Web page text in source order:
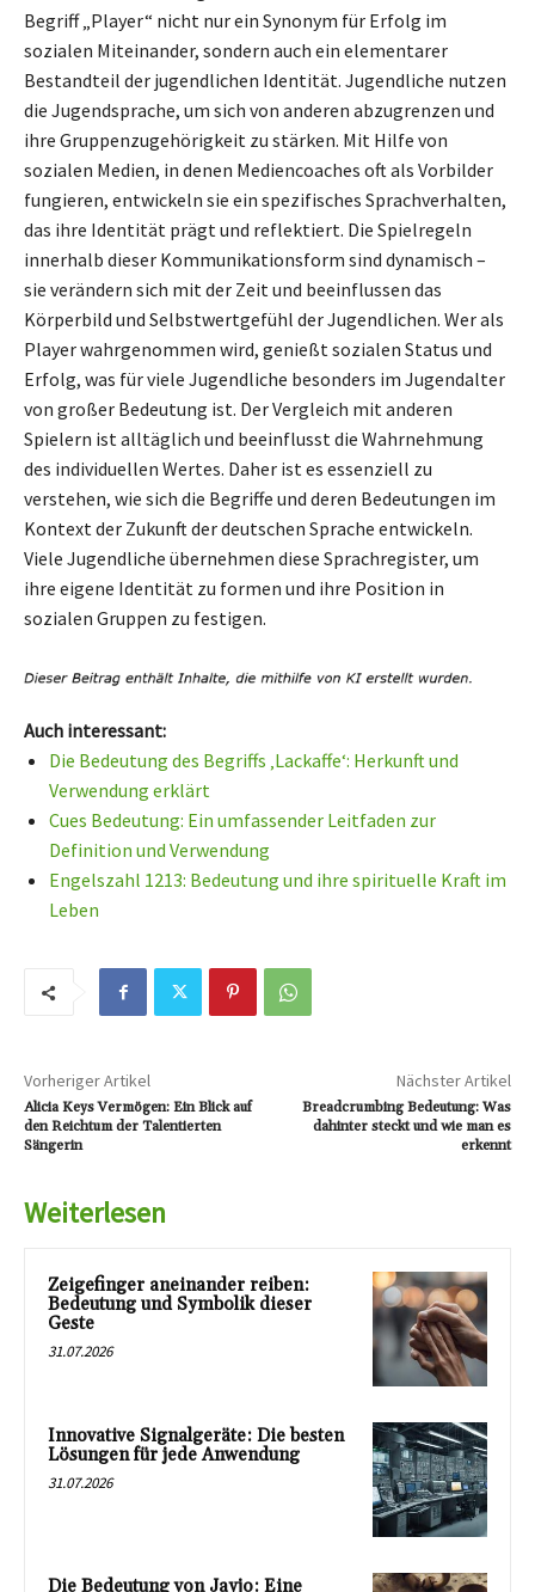
Begriff „Player“ nicht nur ein Synonym für Erfolg im
sozialen Miteinander, sondern auch ein elementarer
Bestandteil der jugendlichen Identität. Jugendliche nutzen
die Jugendsprache, um sich von anderen abzugrenzen und
ihre Gruppenzugehörigkeit zu stärken. Mit Hilfe von
sozialen Medien, in denen Mediencoaches oft als Vorbilder
fungieren, entwickeln sie ein spezifisches Sprachverhalten,
das ihre Identität prägt und reflektiert. Die Spielregeln
innerhalb dieser Kommunikationsform sind dynamisch –
sie verändern sich mit der Zeit und beeinflussen das
Körperbild und Selbstwertgefühl der Jugendlichen. Wer als
Player wahrgenommen wird, genießt sozialen Status und
Erfolg, was für viele Jugendliche besonders im Jugendalter
von großer Bedeutung ist. Der Vergleich mit anderen
Spielern ist alltäglich und beeinflusst die Wahrnehmung
des individuellen Wertes. Daher ist es essenziell zu
verstehen, wie sich die Begriffe und deren Bedeutungen im
Kontext der Zukunft der deutschen Sprache entwickeln.
Viele Jugendliche übernehmen diese Sprachregister, um
ihre eigene Identität zu formen und ihre Position in
sozialen Gruppen zu festigen.
Auch interessant:
Die Bedeutung des Begriffs ‚Lackaffe‘: Herkunft und
Verwendung erklärt
Cues Bedeutung: Ein umfassender Leitfaden zur
Definition und Verwendung
Engelszahl 1213: Bedeutung und ihre spirituelle Kraft im
Leben
Vorheriger Artikel
Alicia Keys Vermögen: Ein Blick auf
den Reichtum der Talentierten
Sängerin
Nächster Artikel
Breadcrumbing Bedeutung: Was
dahinter steckt und wie man es
erkennt
Weiterlesen
Zeigefinger aneinander reiben:
Bedeutung und Symbolik dieser
Geste
31.07.2026
Innovative Signalgeräte: Die besten
Lösungen für jede Anwendung
31.07.2026
Die Bedeutung von Jayjo: Eine